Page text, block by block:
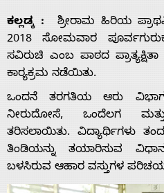
ಕಲ್ಲಡ್ಕ :
ಶ್ರೀರಾಮ ಹಿರಿಯ
2018 ಸೋಮವಾರ
ಸವಿರುಚಿ ಎಂಬ ಪಾಠದ
ಕಾರ್‍ಯಕ್ರಮ ನಡೆಯಿತು.
ಒಂದನೆ ತರಗತಿಯ ಆರು
ನೀರುದೋಸೆ, ಒಂದೆಲಗ
ತರಿಸಲಾಯಿತು. ವಿದ್ಯಾರ್ಥಿಗಳು
ತಿಂಡಿಯನ್ನು ತಯಾರಿಸುವ
ಬಳಸಿರುವ ಆಹಾರ ವಸ್ತುಗಳ